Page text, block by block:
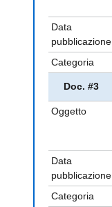
Data
pubblicazione
Categoria
Doc. #3
Oggetto
Data
pubblicazione
Categoria